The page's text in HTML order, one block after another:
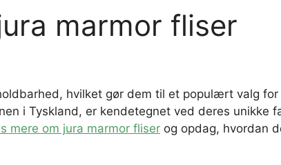
marmor fliser
hvilket gør dem til et populært valg
i Tyskland, er kendetegnet ved deres unikke
mere om jura marmor fliser og opdag, hvordan